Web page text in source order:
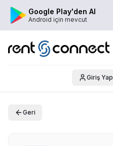
Google Play'den Al
Android için mevcut
Giriş Yap
Geri